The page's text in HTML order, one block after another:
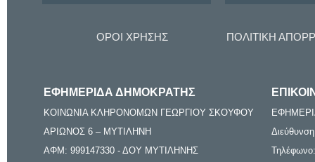
ΟΡΟΙ ΧΡΗΣΗΣ ΠΟΛΙΤΙΚΗ
ΕΦΗΜΕΡΙΔΑ ΔΗΜΟΚΡΑΤΗΣ
ΚΟΙΝΩΝΙΑ ΚΛΗΡΟΝΟΜΩΝ ΓΕΩΡΓΙΟΥ ΣΚΟΥΦΟΥ
ΑΡΙΩΝΟΣ 6 – ΜΥΤΙΛΗΝΗ
ΑΦΜ: 999147330 - ΔΟΥ ΜΥΤΙΛΗΝΗΣ